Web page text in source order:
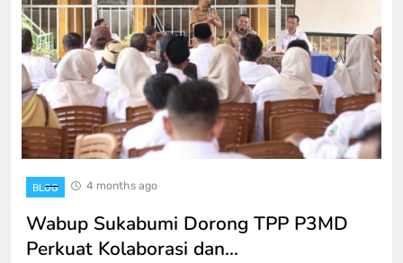
BLOG 4 months ago
Wabup Sukabumi Dorong TPP P3MD
Perkuat Kolaborasi dan…